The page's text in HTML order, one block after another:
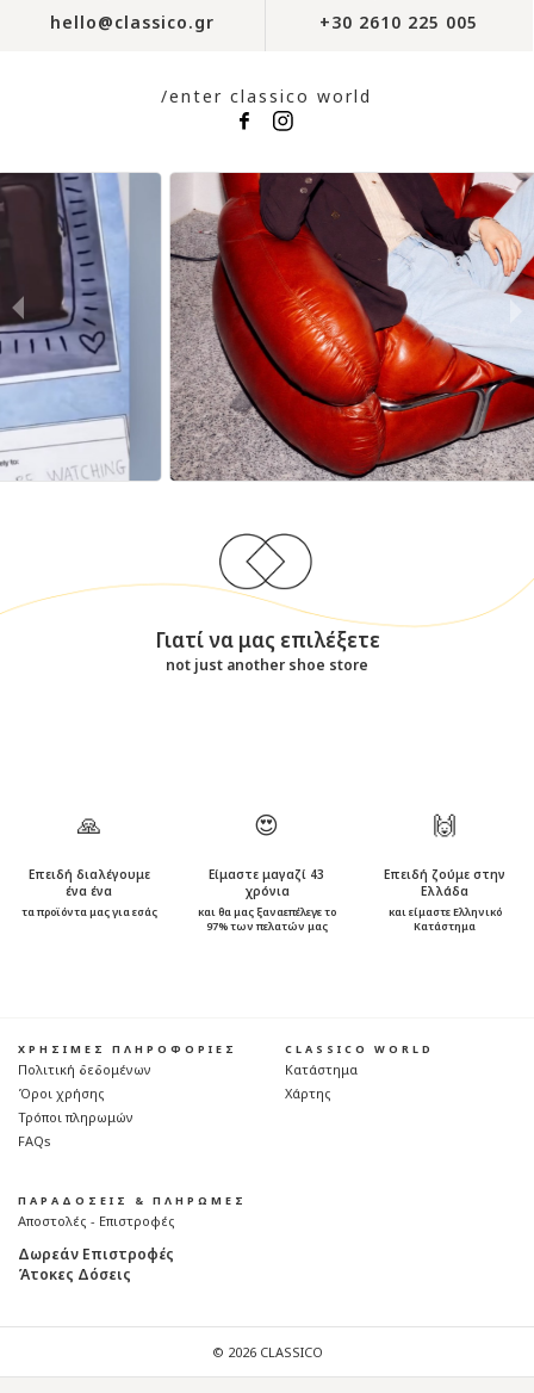
hello@classico.gr +30 2610 225 005
/enter classico world
Γιατί να μας επιλέξετε
not just another shoe store
🙏
Επειδή διαλέγουμε
ένα ένα
τα προϊόντα μας για εσάς
😍
Είμαστε μαγαζί 43
χρόνια
και θα μας ξαναεπέλεγε το
97% των πελατών μας
🙌
Επειδή ζούμε στην
Ελλάδα
και είμαστε Ελληνικό
Κατάστημα
ΧΡΗΣΙΜΕΣ ΠΛΗΡΟΦΟΡΙΕΣ
Πολιτική δεδομένων
Όροι χρήσης
Τρόποι πληρωμών
FAQs
CLASSICO WORLD
Κατάστημα
Χάρτης
ΠΑΡΑΔΟΣΕΙΣ & ΠΛΗΡΩΜΕΣ
Αποστολές - Επιστροφές
Δωρεάν Επιστροφές
Άτοκες Δόσεις
© 2026 CLASSICO